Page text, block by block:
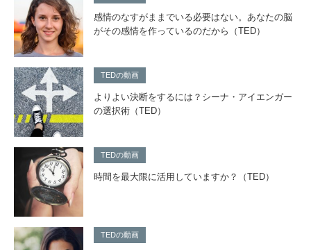
感情のなすがままでいる必要はない。あなたの脳
がその感情を作っているのだから（TED）
TEDの動画
よりよい決断をするには？シーナ・アイエンガー
の選択術（TED）
TEDの動画
時間を最大限に活用していますか？（TED）
TEDの動画